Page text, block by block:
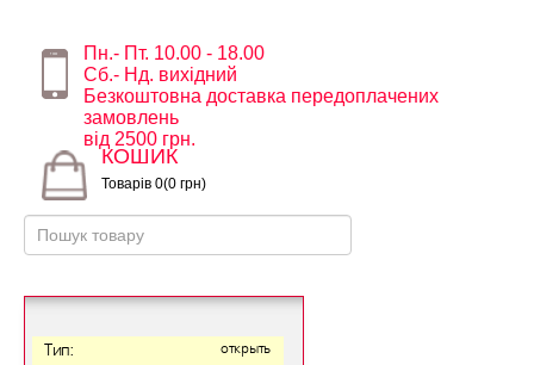
Пн.- Пт. 10.00 - 18.00
Сб.- Нд. вихідний
Безкоштовна доставка передоплачених
замовлень
від 2500 грн.
КОШИК
Товарів 0(0 грн)
Тип: открыть